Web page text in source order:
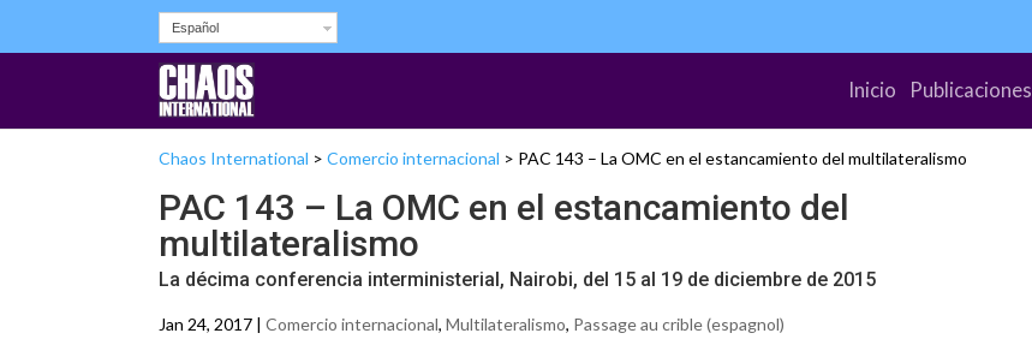
Español
Inicio Publicaciones
Chaos International > Comercio internacional > PAC 143 – La OMC en el estancamiento del multilateralismo
PAC 143 – La OMC en el estancamiento del
multilateralismo
La décima conferencia interministerial, Nairobi, del 15 al 19 de diciembre de 2015
Jan 24, 2017 | Comercio internacional, Multilateralismo, Passage au crible (espagnol)